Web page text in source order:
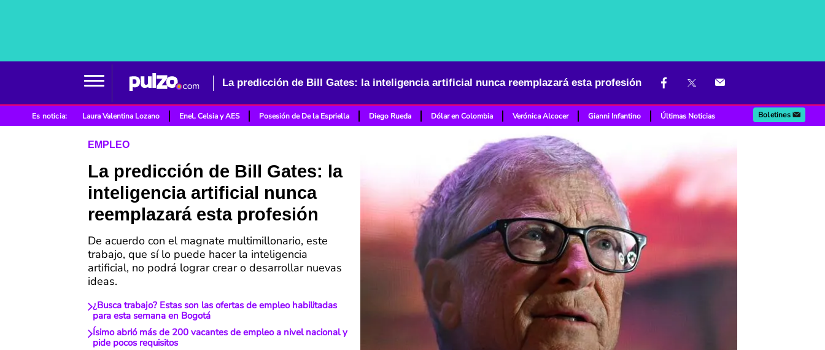
La predicción de Bill Gates: la inteligencia artificial nunca reemplazará esta profesión
Es noticia: Laura Valentina Lozano Enel, Celsia y AES Posesión de De la Espriella Diego Rueda Dólar en Colombia Verónica Alcocer Gianni Infantino Últimas Noticias Boletines
EMPLEO
La predicción de Bill Gates: la
inteligencia artificial nunca
reemplazará esta profesión
De acuerdo con el magnate multimillonario, este
trabajo, que sí lo puede hacer la inteligencia
artificial, no podrá lograr crear o desarrollar nuevas
ideas.
¿Busca trabajo? Estas son las ofertas de empleo habilitadas
para esta semana en Bogotá
Ísimo abrió más de 200 vacantes de empleo a nivel nacional y
pide pocos requisitos